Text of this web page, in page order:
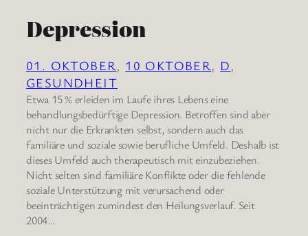
Depression
01. OKTOBER, 10 OKTOBER, D
GESUNDHEIT
Etwa 15 % erleiden im Laufe ihres Lebens eine
behandlungsbedürftige Depression. Betroffen sind aber
nicht nur die Erkrankten selbst, sondern auch das
familiäre und soziale sowie berufliche Umfeld. Deshalb ist
dieses Umfeld auch therapeutisch mit einzubeziehen.
Nicht selten sind familiäre Konflikte oder die fehlende
soziale Unterstützung mit verursachend oder
beeinträchtigen zumindest den Heilungsverlauf. Seit
2004…